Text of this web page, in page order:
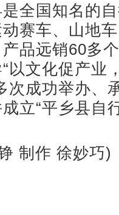
国知名的自
赛车、山地
品远销60多
以文化促产业
次成功举办、
立“平乡县自
制作 徐妙巧)